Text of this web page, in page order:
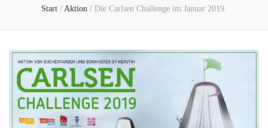
Start / Aktion / Die Carlsen Challenge im Januar 2019.